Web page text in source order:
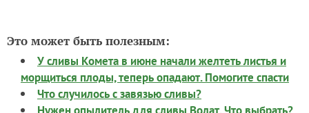
Это может быть полезным:
У сливы Комета в июне начали желтеть листья и
морщиться плоды, теперь опадают. Помогите спасти
Что случилось с завязью сливы?